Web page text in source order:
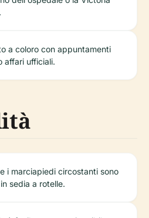
a coloro con appuntamenti
affari ufficiali.
i marciapiedi circostanti sono
sedia a rotelle.